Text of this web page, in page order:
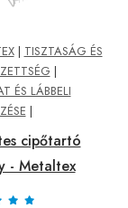
| TISZTASÁG ÉS
|
ÉS LÁBBELI
|
cipőtartó
- Metaltex